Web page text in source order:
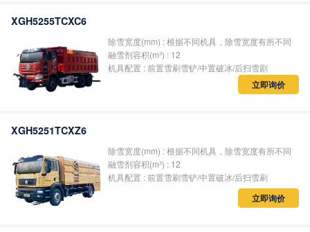
XGH5255TCXC6
除雪宽度(mm) : 根据不同机具，除雪宽度有所不同
融雪剂容积(m³) : 12
机具配置 : 前置雪刷雪铲/中置破冰/后扫雪剧
立即询价
XGH5251TCXZ6
除雪宽度(mm) : 根据不同机具，除雪宽度有所不同
融雪剂容积(m³) : 12
机具配置 : 前置雪刷雪铲/中置破冰/后扫雪刷
立即询价